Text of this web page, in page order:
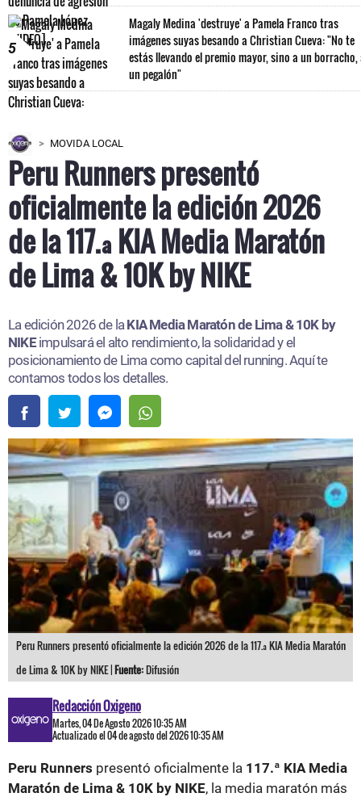
5
Magaly Medina 'destruye' a Pamela Franco tras
imágenes suyas besando a Christian Cueva: "No te
estás llevando el premio mayor, sino a un borracho,
un pegalón"
MOVIDA LOCAL
Peru Runners presentó
oficialmente la edición 2026
de la 117.ª KIA Media Maratón
de Lima & 10K by NIKE
La edición 2026 de la KIA Media Maratón de Lima & 10K by
NIKEimpulsará el alto rendimiento, la solidaridad y el
posicionamiento de Lima como capital del running. Aquí te
contamos todos los detalles.
Peru Runners presentó oficialmente la edición 2026 de la 117.ª KIA Media Maratón
de Lima & 10K by NIKE |Fuente:Difusión
Redacción Oxigeno
Martes, 04 De Agosto 2026 10:35 AM
Actualizado el 04 de agosto del 2026 10:35 AM
Peru Runners presentó oficialmente la 117.ª KIA Media
Maratón de Lima & 10K by NIKE, la media maratón más